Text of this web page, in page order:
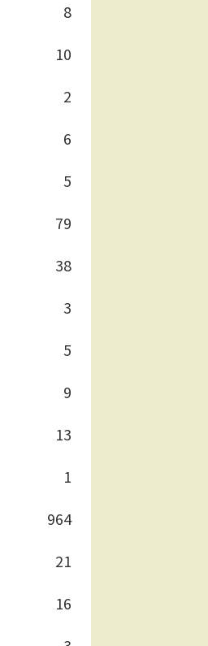
8
10
2
6
5
79
38
3
5
9
13
1
964
21
16